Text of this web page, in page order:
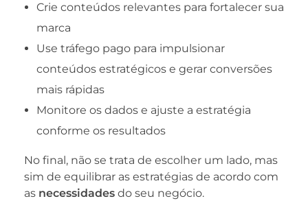
Crie conteúdos relevantes para fortalecer sua
marca
Use tráfego pago para impulsionar
conteúdos estratégicos e gerar conversões
mais rápidas
Monitore os dados e ajuste a estratégia
conforme os resultados
No final, não se trata de escolher um lado, mas
sim de equilibrar as estratégias de acordo com
as necessidades do seu negócio.